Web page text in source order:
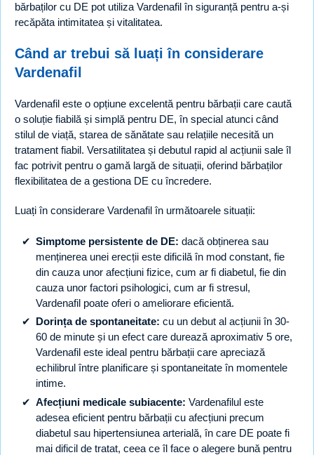
bărbaților cu DE pot utiliza Vardenafil în siguranță pentru a-și
recăpăta intimitatea și vitalitatea.
Când ar trebui să luați în considerare
Vardenafil
Vardenafil este o opțiune excelentă pentru bărbații care caută
o soluție fiabilă și simplă pentru DE, în special atunci când
stilul de viață, starea de sănătate sau relațiile necesită un
tratament fiabil. Versatilitatea și debutul rapid al acțiunii sale îl
fac potrivit pentru o gamă largă de situații, oferind bărbaților
flexibilitatea de a gestiona DE cu încredere.
Luați în considerare Vardenafil în următoarele situații:
Simptome persistente de DE: dacă obținerea sau
menținerea unei erecții este dificilă în mod constant, fie
din cauza unor afecțiuni fizice, cum ar fi diabetul, fie din
cauza unor factori psihologici, cum ar fi stresul,
Vardenafil poate oferi o ameliorare eficientă.
Dorința de spontaneitate: cu un debut al acțiunii în 30-
60 de minute și un efect care durează aproximativ 5 ore,
Vardenafil este ideal pentru bărbații care apreciază
echilibrul între planificare și spontaneitate în momentele
intime.
Afecțiuni medicale subiacente: Vardenafilul este
adesea eficient pentru bărbații cu afecțiuni precum
diabetul sau hipertensiunea arterială, în care DE poate fi
mai dificil de tratat, ceea ce îl face o alegere bună pentru